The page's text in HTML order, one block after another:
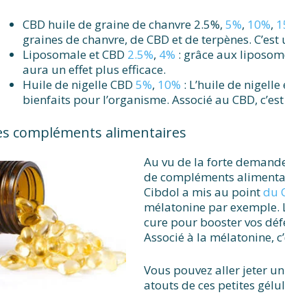
CBD huile de graine de chanvre 2.5%, 5%, 10%,
graines de chanvre, de CBD et de terpènes.
Liposomale et CBD 2.5%, 4% : grâce aux
aura un effet plus efficace.
Huile de nigelle CBD 5%, 10% : L’huile de
bienfaits pour l’organisme. Associé au CBD,
compléments alimentaires
Au vu de la forte
de compléments
Cibdol a mis au pointdu
mélatonine par exemple.
cure pour booster vos
Associé à la mélatonine,
Vous pouvez aller jeter
atouts de ces petites